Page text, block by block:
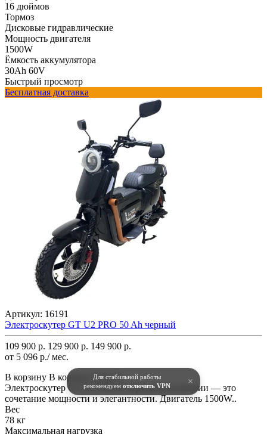
Для стабильной работы
рекомендуем отключить VPN ×
16 дюймов
Тормоз
Дисковые гидравлические
Мощность двигателя
1500W
Ёмкость аккумулятора
30Ah 60V
Быстрый просмотр
Бесплатная доставка
Артикул: 16191
Электроскутер GT U2 PRO 50 Ah черный
109 900 р. 129 900 р. 149 900 р.
от 5 096 р./ мес.
В корзину В корзину
Купить
Электроскутер GT U2 PRO в черном исполнении — это
сочетание мощности и элегантности. Двигатель 1500W..
Вес
78 кг
Максимальная нагрузка